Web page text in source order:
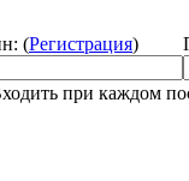
(Регистрация)
при каждом